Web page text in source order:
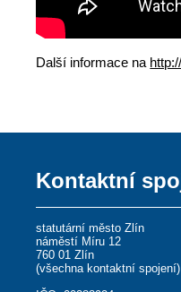
Další informace na
Kontaktní
statutární město Zlín
náměstí Míru 12
760 01 Zlín
(všechna kontaktní spojení)